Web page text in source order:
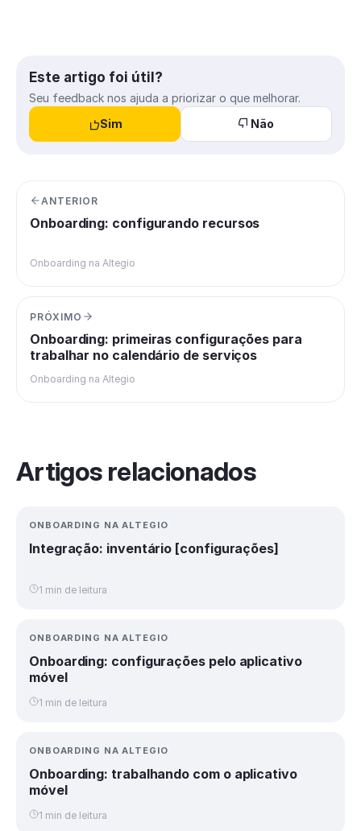
Este artigo foi útil?
Seu feedback nos ajuda a priorizar o que melhorar.
Sim
Não
ANTERIOR
Onboarding: configurando recursos
Onboarding na Altegio
PRÓXIMO
Onboarding: primeiras configurações para
trabalhar no calendário de serviços
Onboarding na Altegio
Artigos relacionados
ONBOARDING NA ALTEGIO
Integração: inventário [configurações]
1 min de leitura
ONBOARDING NA ALTEGIO
Onboarding: configurações pelo aplicativo
móvel
1 min de leitura
ONBOARDING NA ALTEGIO
Onboarding: trabalhando com o aplicativo
móvel
1 min de leitura